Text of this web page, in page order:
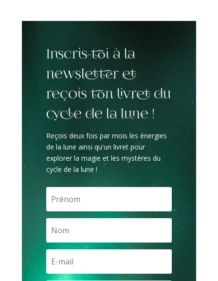
Inscris-toi à la
newsletter et
reçois ton livret du
cycle de la lune !
Reçois deux fois par mois les énergies
de la lune ainsi qu'un livret pour
explorer la magie et les mystères du
cycle de la lune !